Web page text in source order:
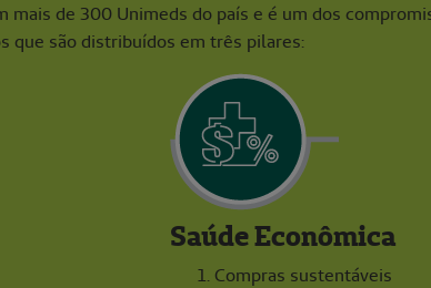
mais de 300 Unimeds do país e é um dos
que são distribuídos em três pilares:
Saúde Econômica
Compras sustentáveis